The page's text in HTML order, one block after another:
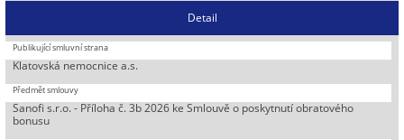
Detail
Klatovská nemocnice a.s.
Sanofi s.r.o. - Příloha č. 3b 2026 ke Smlouvě o poskytnutí obratového
bonusu